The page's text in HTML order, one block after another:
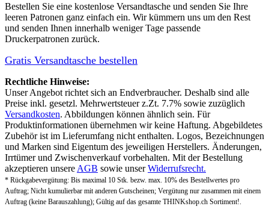
Bestellen Sie eine kostenlose Versandtasche und senden Sie Ihre
leeren Patronen ganz einfach ein. Wir kümmern uns um den Rest
und senden Ihnen innerhalb weniger Tage passende
Druckerpatronen zurück.
Gratis Versandtasche bestellen
Rechtliche Hinweise:
Unser Angebot richtet sich an Endverbraucher. Deshalb sind alle
Preise inkl. gesetzl. Mehrwertsteuer z.Zt. 7.7% sowie zuzüglich
Versandkosten. Abbildungen können ähnlich sein. Für
Produktinformationen übernehmen wir keine Haftung. Abgebildetes
Zubehör ist im Lieferumfang nicht enthalten. Logos, Bezeichnungen
und Marken sind Eigentum des jeweiligen Herstellers. Änderungen,
Irrtümer und Zwischenverkauf vorbehalten. Mit der Bestellung
akzeptieren unsere AGB sowie unserWiderrufsrecht.
* Rückgabevergütung: Bis maximal 10 Stk. bezw. max. 10% des Bestellwertes pro
Auftrag; Nicht kumulierbar mit anderen Gutscheinen; Vergütung nur zusammen mit einem
Auftrag (keine Barauszahlung); Gültig auf das gesamte THINKshop.ch Sortiment!.